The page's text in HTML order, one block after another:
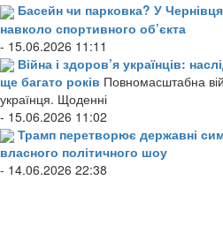
Басейн чи парковка? У
навколо спортивного об’єкта
- 15.06.2026 11:11
Війна і здоров’я українців:
ще багато років Повномасштабна
українця. Щоденні
- 15.06.2026 11:02
Трамп перетворює державні
власного політичного шоу
- 14.06.2026 22:38